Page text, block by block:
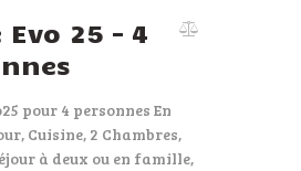
25 – 4
pour 4 personnes En
Cuisine, 2 Chambres,
à deux ou en famille,